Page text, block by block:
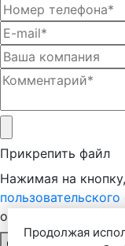
Продолжая
Прикрепить файл
Нажимая на
обработку